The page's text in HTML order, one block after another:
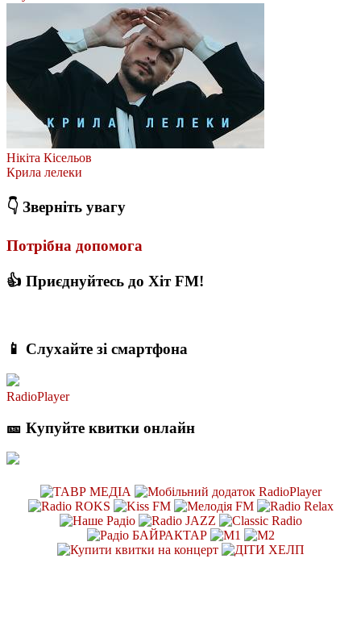
Нікіта Кісельов
Крила лелеки
👇 Зверніть увагу
Потрібна допомога
👍 Приєднуйтесь до Хіт FM!
📱 Слухайте зі смартфона
RadioPlayer
🎫 Купуйте квитки онлайн